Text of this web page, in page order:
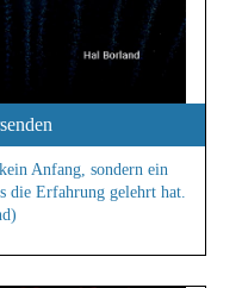
Anfang, sondern ein
die Erfahrung gelehrt hat.